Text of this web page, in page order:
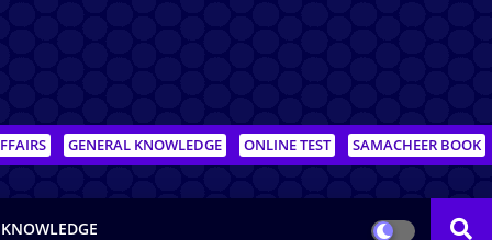
GENERAL KNOWLEDGE ONLINE TEST SAMACHEER BOOK